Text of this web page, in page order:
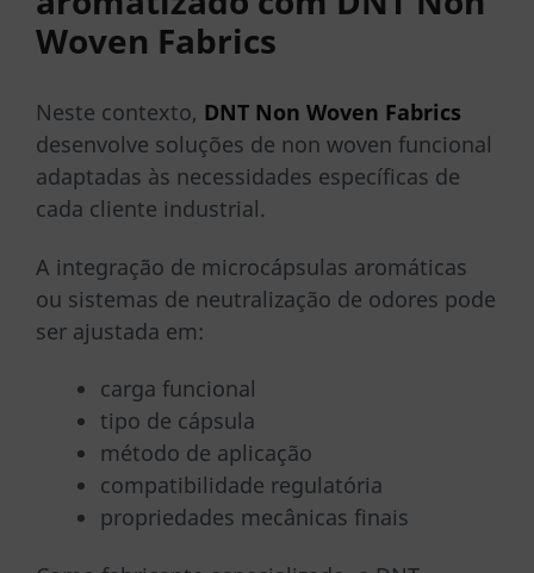
Woven Fabrics
Neste contexto, DNT Non Woven Fabrics
desenvolve soluções de non woven funcional
adaptadas às necessidades específicas de
cada cliente industrial.
A integração de microcápsulas aromáticas
ou sistemas de neutralização de odores pode
ser ajustada em:
carga funcional
tipo de cápsula
método de aplicação
compatibilidade regulatória
propriedades mecânicas finais